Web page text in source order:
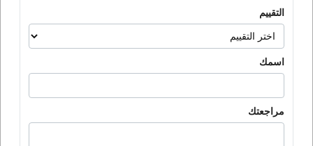
التقييم
اسمك
مراجعتك